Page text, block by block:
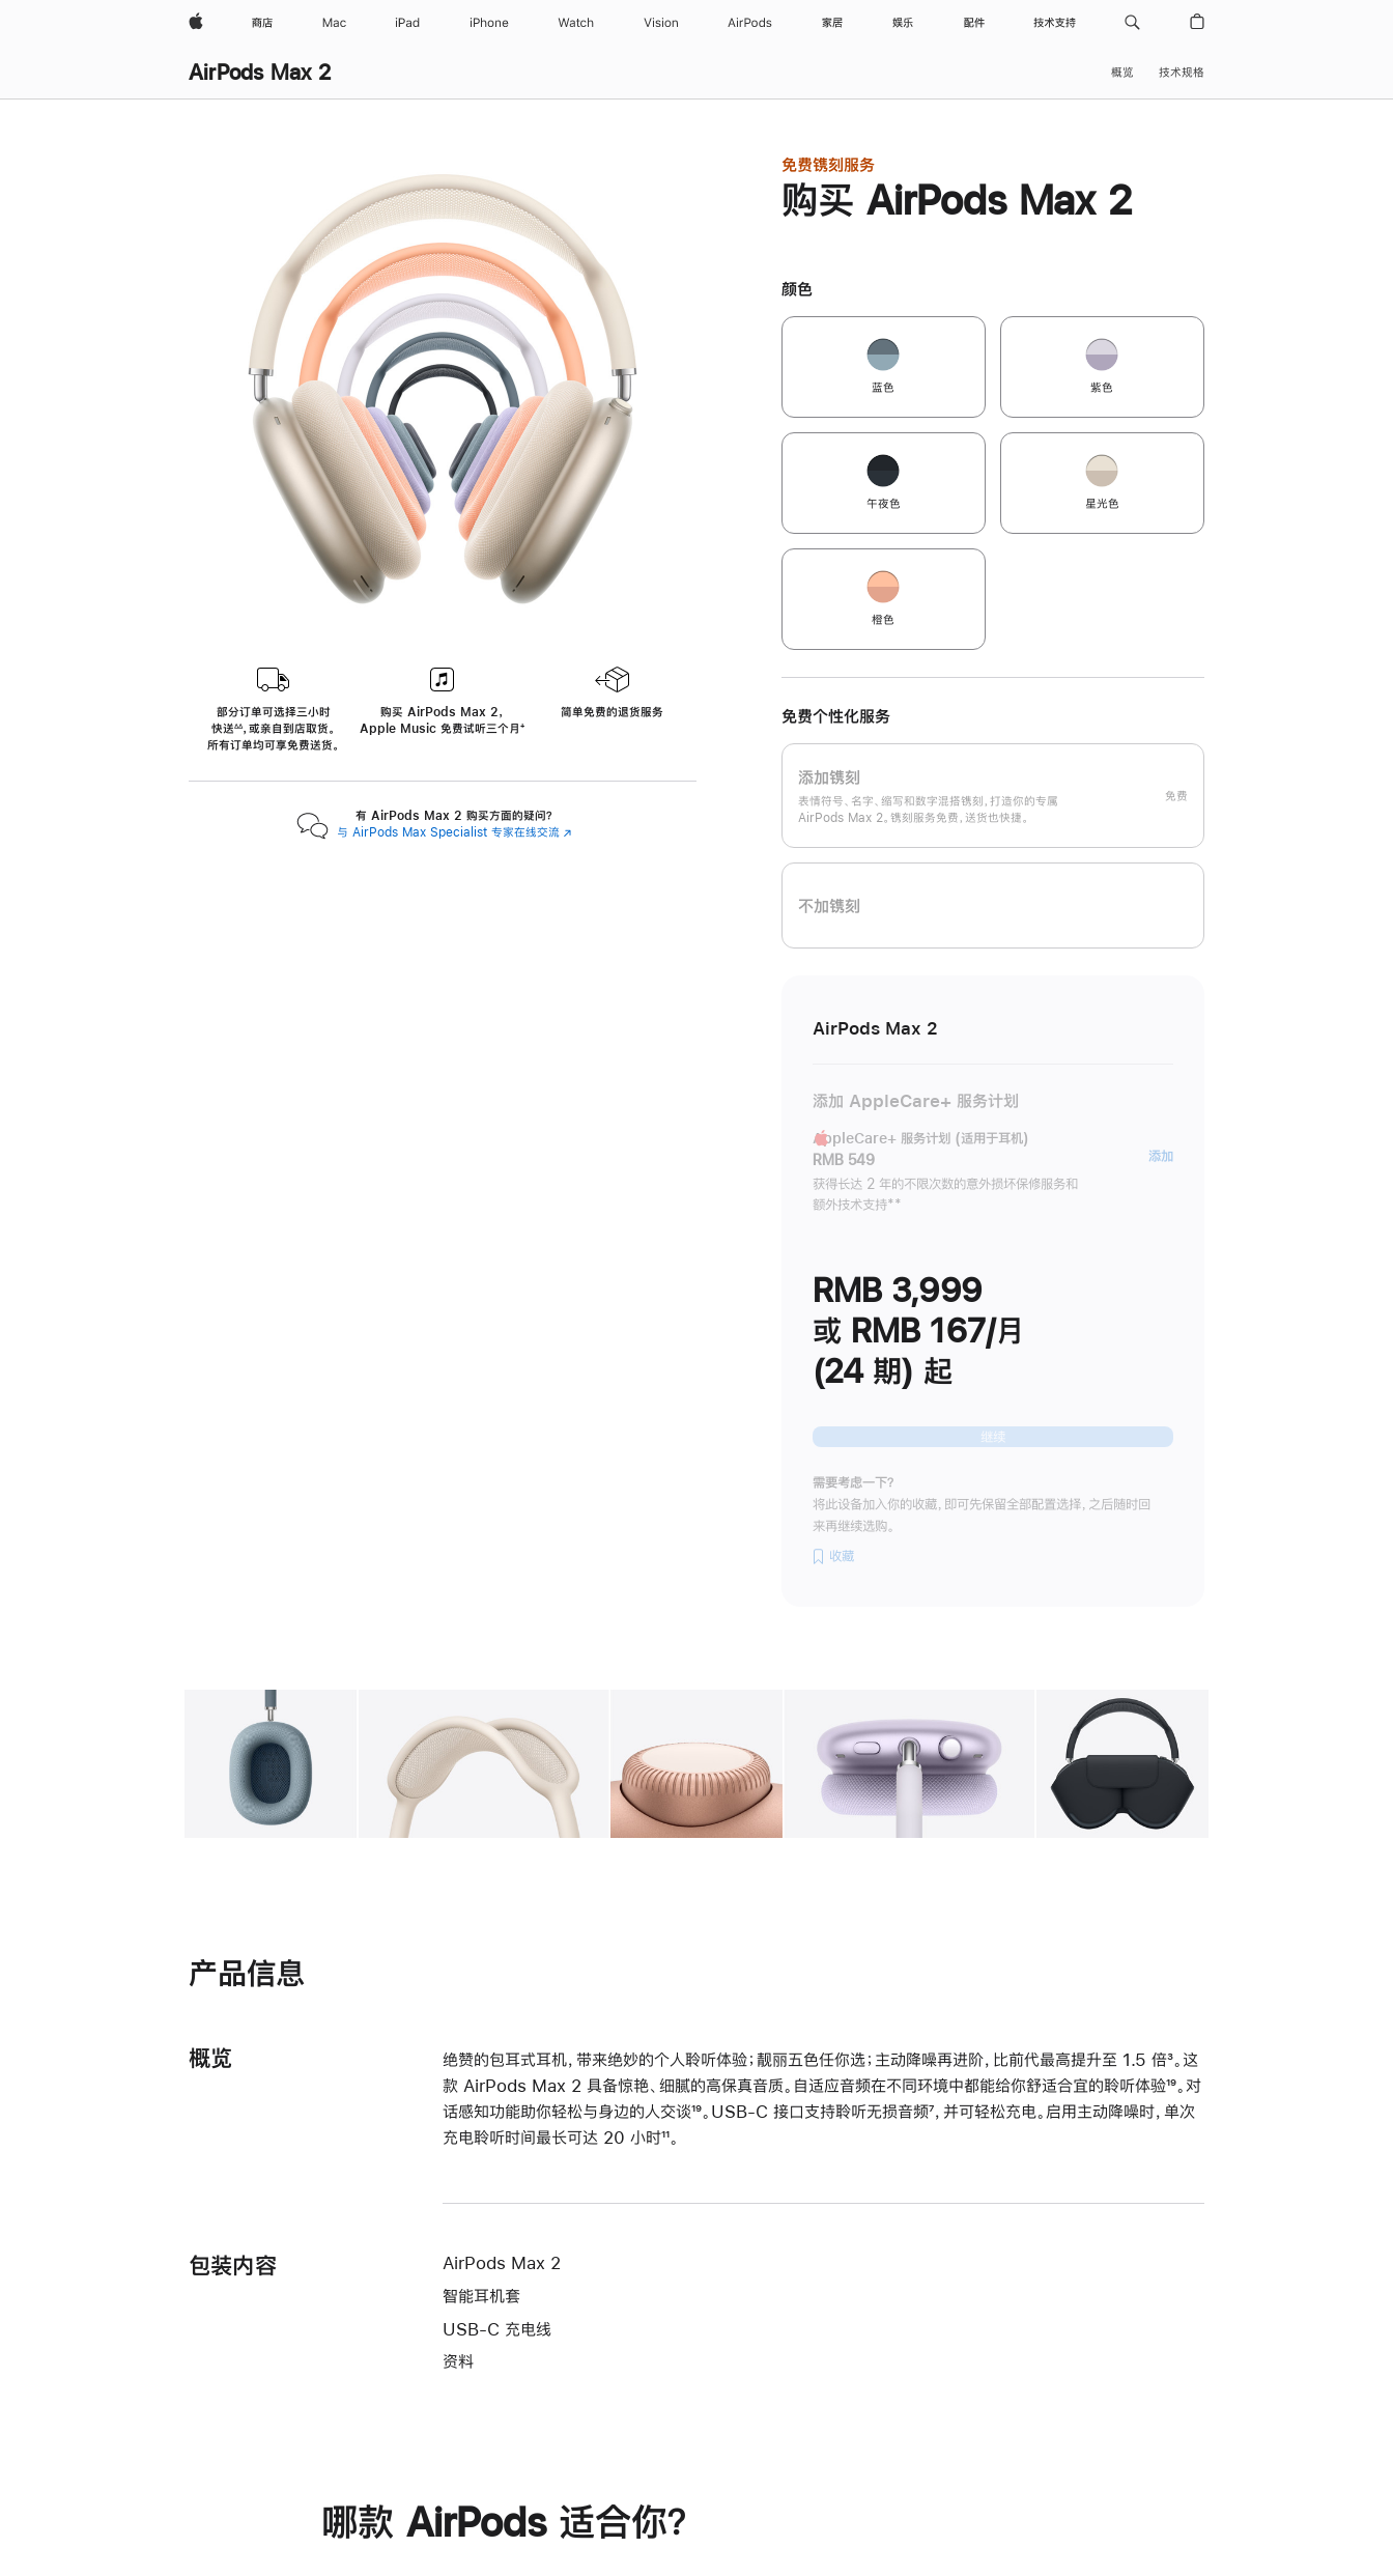
Apple 商店 Mac iPad iPhone Watch Vision AirPods 家居 娱乐 配件 技术支持
AirPods Max 2 概览 技术规格
AirPods Max 2
部分订单可选择三小时
快送
${translate.store.a11y.footnote}
∆∆， 或亲自到店取货。
所有订单均可享免费送货。
购买 AirPods Max 2，
Apple Music 免费试听三个月‍脚
‍⁺
简单免费的退货服务
有 AirPods Max 2 购买方面的疑问？
与 AirPods Max Specialist 专家在线交流 (在
免费镌刻服务
购买 AirPods Max 2
颜色
蓝色 紫色
午夜色 星光色
橙色
免费个性化服务
添加镌刻
表情符号、名字、缩写和数字混搭镌刻，打造你的专属
AirPods Max 2。镌刻服务免费，送货也快捷。
免费
不加镌刻
AirPods Max 2
添加 AppleCare+ 服务计划
AppleCare+ 服务计划 (适用于耳机)
RMB 549
获得长达 2 年的不限次数的意外损坏保修服务和
额外技术支持脚
**
添加AppleCare+
RMB 3,999
或 RMB 167/月
(24 期) 起
继续
需要考虑一下？
将此设备加入你的收藏，即可先保留全部配置选择，之后随时回
来再继续选购。
收藏
图库 图像 2 图库 图像 3 图库 图像 4 图像
产品信息
概览 绝赞的包耳式耳机，带来绝妙的个人聆听体验；靓丽五色任你选；主动降噪再进阶，比前代最高提升至 1.5 倍脚
注
³。这
款 AirPods Max 2 具备惊艳、细腻的高保真音质。自适应音频在不同环境中都能给你舒适合宜的聆听体验脚
注
¹⁹。对
话感知功能助你轻松与身边的人交谈脚
¹⁹。USB-C 接口支持聆听无损音频脚
⁷，并可轻松充电。启用主动降噪时，单次
充电聆听时间最长可达 20 小时脚
¹¹。
包装内容
AirPods Max 2
智能耳机套
USB-C 充电线
资料
哪款 AirPods 适合你？